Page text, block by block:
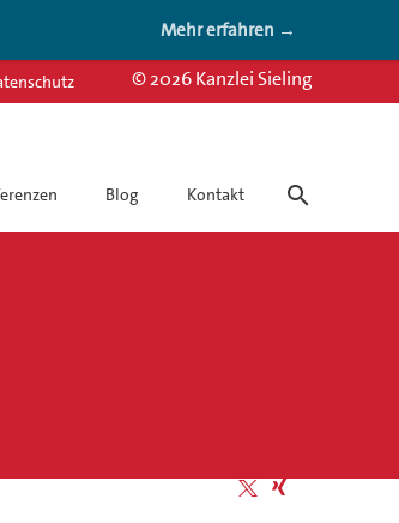
Mehr erfahren →
© 2026 Kanzlei Sieling
Blog Kontakt